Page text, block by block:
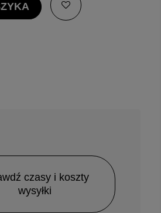
czasy i koszty
wysyłki